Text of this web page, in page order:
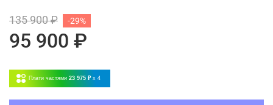
Устойчивость к перепадам напряжения
Интеллектуальное оттаивание
Энергоэффективность класса «A++»
Автоматический перезапуск
135 900 ₽
95 900 ₽
-29%
Плати частями 23 975 ₽ x 4